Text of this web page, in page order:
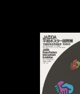
进一步筛选